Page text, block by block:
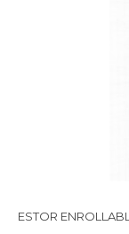
Precioso estor
ESTOR